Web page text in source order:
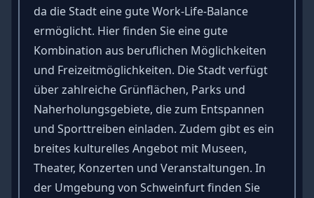
da die Stadt eine gute Work-Life-Balance
ermöglicht. Hier finden Sie eine gute
Kombination aus beruflichen Möglichkeiten
und Freizeitmöglichkeiten. Die Stadt verfügt
über zahlreiche Grünflächen, Parks und
Naherholungsgebiete, die zum Entspannen
und Sporttreiben einladen. Zudem gibt es ein
breites kulturelles Angebot mit Museen,
Theater, Konzerten und Veranstaltungen. In
der Umgebung von Schweinfurt finden Sie